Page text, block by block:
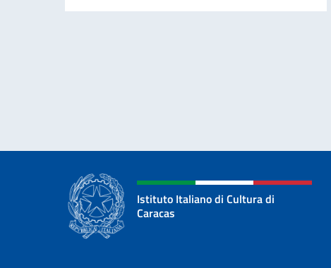
Istituto Italiano di Cultura di
Caracas